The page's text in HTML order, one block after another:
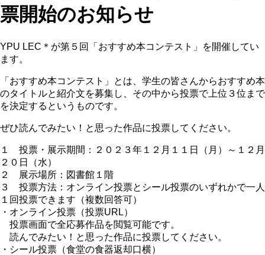
票開始のお知らせ
YPU LEC＊が第５回「おすすめ本コンテスト」を開催してい
ます。
「おすすめ本コンテスト」とは、学生の皆さんからおすすめ本
のタイトルと紹介文を募集し、その中から投票で上位３位まで
を決定するというものです。
ぜひ読んでみたい！と思った作品に投票してください。
１ 投票・展示期間：２０２３年１２月１１日（月）～１２月
２０日（水）
２ 展示場所：図書館１階
３ 投票方法：オンライン投票とシール投票のいずれかで一人
１回投票できます（複数回答可）
・オンライン投票（投票URL）
投票画面で全応募作品を閲覧可能です。
読んでみたい！と思った作品に投票してください。
・シール投票（食堂の食器返却口横）